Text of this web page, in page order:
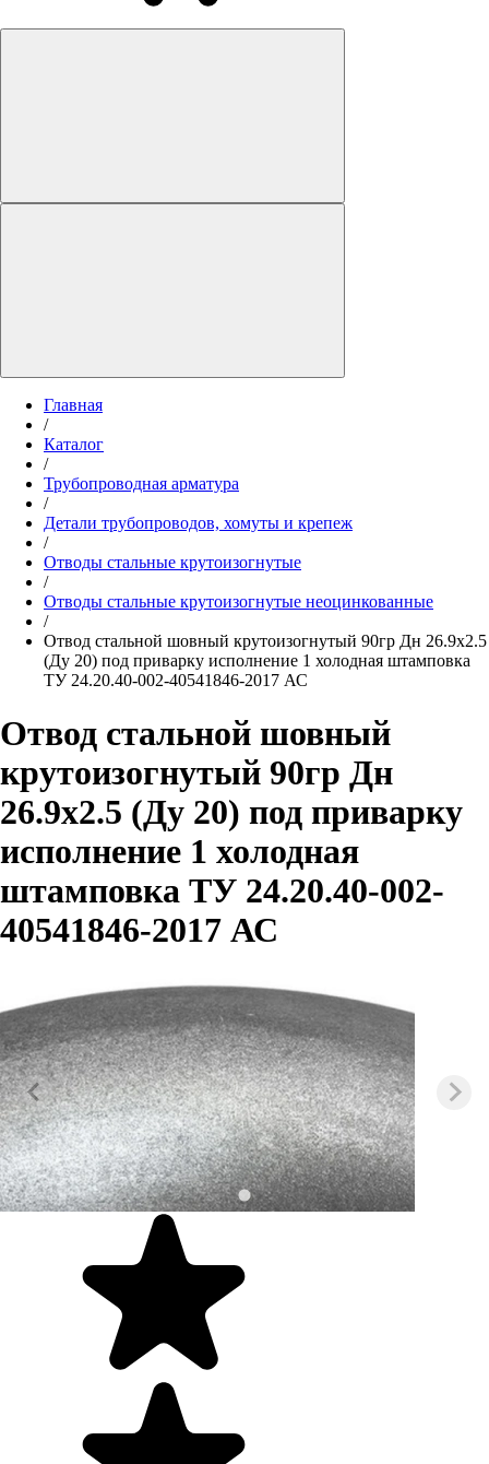
Главная
/
Каталог
/
Трубопроводная арматура
/
Детали трубопроводов, хомуты и крепеж
/
Отводы стальные крутоизогнутые
/
Отводы стальные крутоизогнутые неоцинкованные
/
Отвод стальной шовный крутоизогнутый 90гр Дн 26.9х2.5
(Ду 20) под приварку исполнение 1 холодная штамповка
ТУ 24.20.40-002-40541846-2017 АС
Отвод стальной шовный
крутоизогнутый 90гр Дн
26.9х2.5 (Ду 20) под приварку
исполнение 1 холодная
штамповка ТУ 24.20.40-002-
40541846-2017 АС